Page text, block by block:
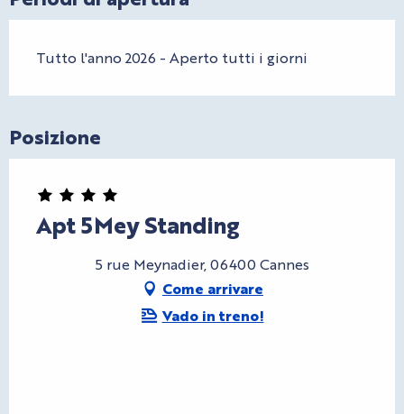
Tutto l'anno 2026 - Aperto tutti i giorni
Posizione
Apt 5Mey Standing
5 rue Meynadier, 06400 Cannes
Come arrivare
Vado in treno!